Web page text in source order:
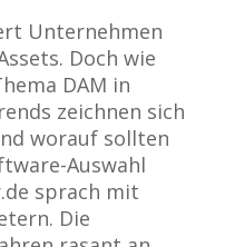
Unternehmen
Doch wie
DAM in
zeichnen sich
worauf sollten
Auswahl
sprach mit
Die